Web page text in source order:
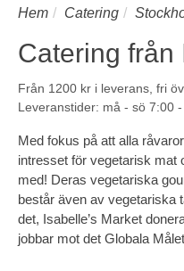
Hem Catering
Catering från
Från 1200 kr i leverans, fri
Leveranstider: må - sö 7:00
Med fokus på att alla
intresset för vegetarisk mat
med! Deras vegetariska
består även av vegetariska
det, Isabelle’s Market
jobbar mot det Globala